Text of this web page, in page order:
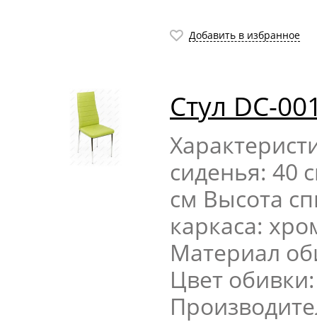
Добавить в избранное
Стул DC-
сиденья: 40
см Высота
каркаса:
Материал
Цвет